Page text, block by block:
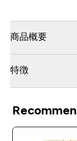
商品概要
特徴